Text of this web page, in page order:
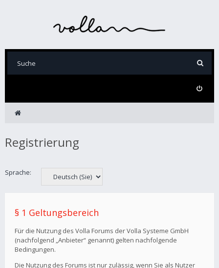
Registrierung
Sprache:
§ 1 Geltungsbereich
Für die Nutzung des Volla Forums der Volla Systeme GmbH
(nachfolgend „Anbieter“ genannt) gelten nachfolgende
Bedingungen.
Die Nutzung des Forums ist nur zulässig, wenn Sie als Nutzer